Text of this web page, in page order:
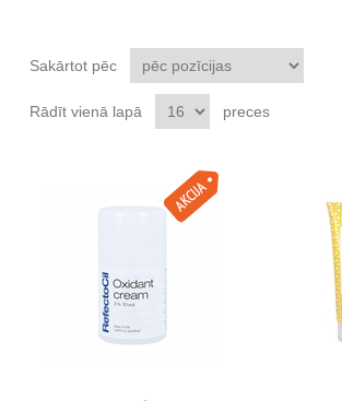
Sakārtot pēc
Rādīt vienā lapā preces